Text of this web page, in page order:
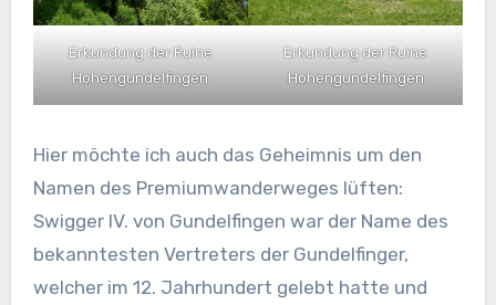
Erkundung der Ruine
Hohengundelfingen
Erkundung der Ruine
Hohengundelfingen
Hier möchte ich auch das Geheimnis um den
Namen des Premiumwanderweges lüften:
Swigger IV. von Gundelfingen war der Name des
bekanntesten Vertreters der Gundelfinger,
welcher im 12. Jahrhundert gelebt hatte und